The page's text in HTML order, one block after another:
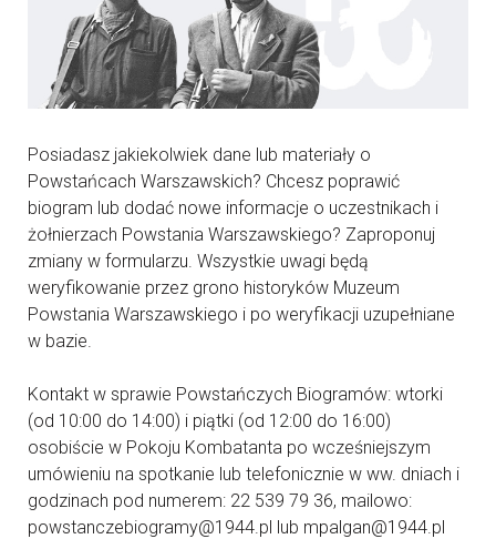
Posiadasz jakiekolwiek dane lub materiały o
Powstańcach Warszawskich? Chcesz poprawić
biogram lub dodać nowe informacje o uczestnikach i
żołnierzach Powstania Warszawskiego? Zaproponuj
zmiany w formularzu. Wszystkie uwagi będą
weryfikowanie przez grono historyków Muzeum
Powstania Warszawskiego i po weryfikacji uzupełniane
w bazie.
Kontakt w sprawie Powstańczych Biogramów: wtorki
(od 10:00 do 14:00) i piątki (od 12:00 do 16:00)
osobiście w Pokoju Kombatanta po wcześniejszym
umówieniu na spotkanie lub telefonicznie w ww. dniach i
godzinach pod numerem: 22 539 79 36, mailowo:
powstanczebiogramy@1944.pl lub mpalgan@1944.pl